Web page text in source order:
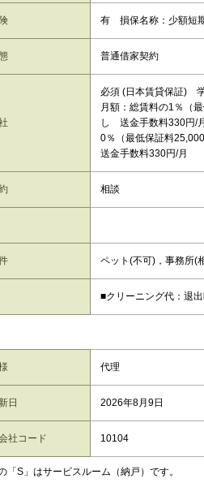
有 損保名称：少額短
普通借家契約
必須 (日本賃貸保証)
月額：総賃料の1％（
し 送金手数料330円/
0％（最低保証料
送金手数料330円/月
相談
ペット(不可)，事務所(
■クリーニング代：退
代理
日 2026年8月9日
社コード 10104
「S」はサービスルーム（納戸）です。